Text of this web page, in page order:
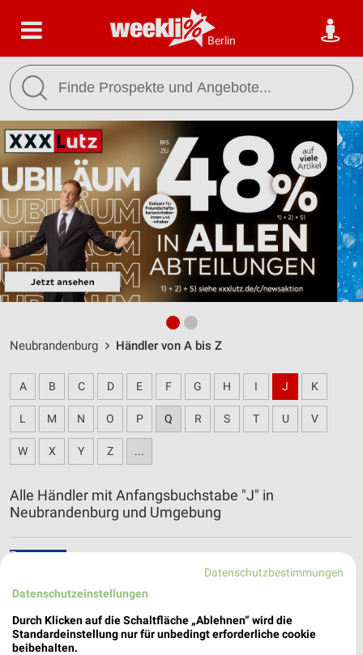
Berlin
Neubrandenburg Händler von A bis Z
A B C D E F G H I J K
L M N O P Q R S T U V
W X Y Z ...
Alle Händler mit Anfangsbuchstabe "J" in
Neubrandenburg und Umgebung
Datenschutzbestimmungen
Datenschutzeinstellungen
Durch Klicken auf die Schaltfläche „Ablehnen“ wird die
Standardeinstellung nur für unbedingt erforderliche cookie
beibehalten.